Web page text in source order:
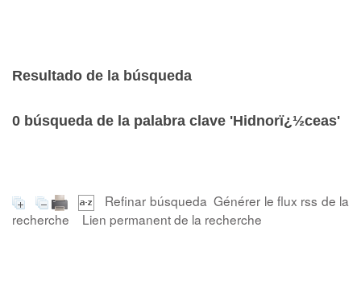
Resultado de la búsqueda
0 búsqueda de la palabra clave 'Hidnorï¿½ceas'
Refinar búsqueda Générer le flux rss de la
recherche
Lien permanent de la recherche